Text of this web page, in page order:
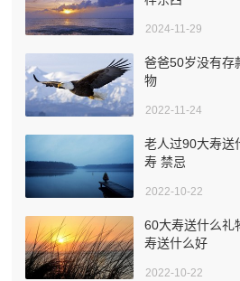
2024-11-29
爸爸50岁没有存
物
2022-11-24
老人过90大寿送
寿 禁忌
2022-10-22
60大寿送什么礼
寿送什么好
2022-10-22